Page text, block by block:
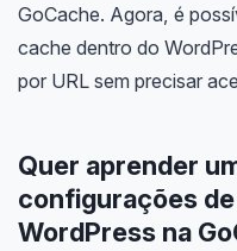
GoCache. Agora, é
cache dentro do
por URL sem precisar
Quer aprender
configurações
WordPress na